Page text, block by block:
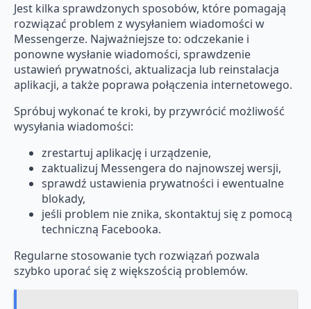
Jest kilka sprawdzonych sposobów, które pomagają
rozwiązać problem z wysyłaniem wiadomości w
Messengerze. Najważniejsze to: odczekanie i
ponowne wysłanie wiadomości, sprawdzenie
ustawień prywatności, aktualizacja lub reinstalacja
aplikacji, a także poprawa połączenia internetowego.
Spróbuj wykonać te kroki, by przywrócić możliwość
wysyłania wiadomości:
zrestartuj aplikację i urządzenie,
zaktualizuj Messengera do najnowszej wersji,
sprawdź ustawienia prywatności i ewentualne
blokady,
jeśli problem nie znika, skontaktuj się z pomocą
techniczną Facebooka.
Regularne stosowanie tych rozwiązań pozwala
szybko uporać się z większością problemów.